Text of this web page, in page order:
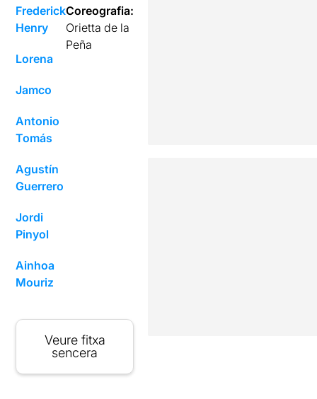
Frederick
Henry
Lorena
Jamco
Antonio
Tomás
Agustín
Guerrero
Jordi
Pinyol
Ainhoa
Mouriz
Coreografia:
Orietta de la
Peña
Veure fitxa
sencera